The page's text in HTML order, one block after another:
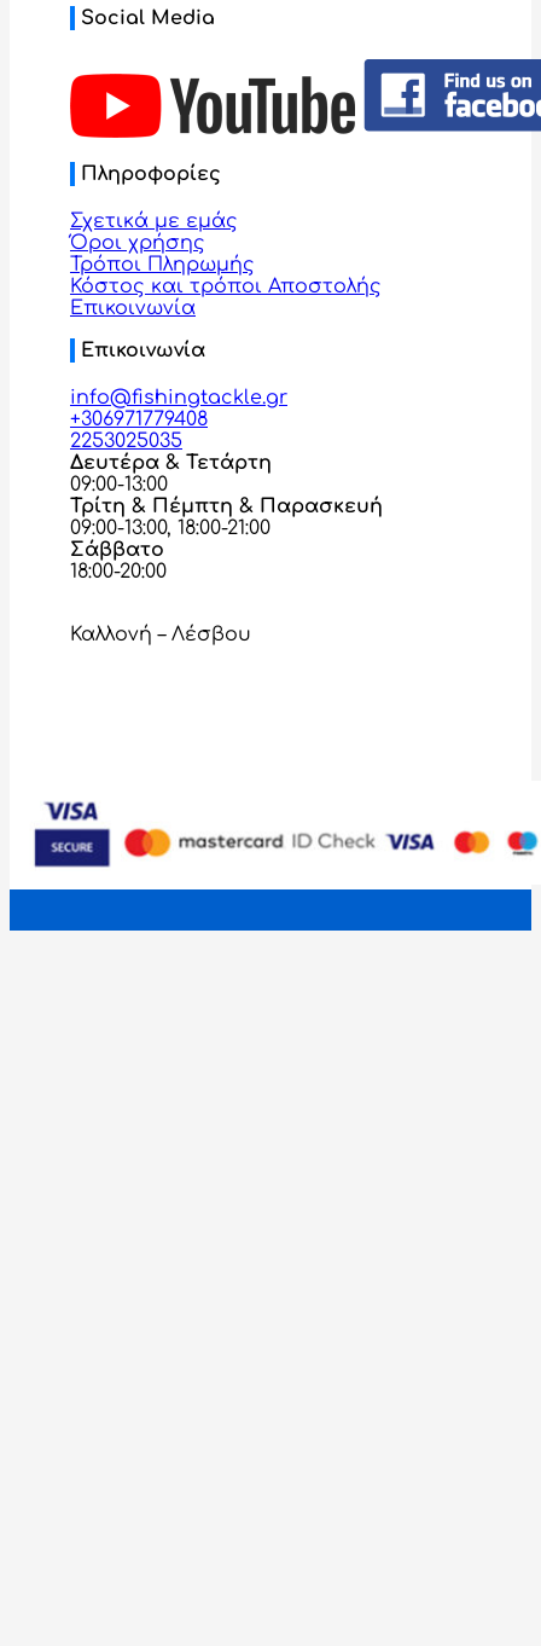
Social Media
Πληροφορίες
Σχετικά με εμάς
Όροι χρήσης
Τρόποι Πληρωμής
Κόστος και τρόποι Αποστολής
Επικοινωνία
Επικοινωνία
info@fishingtackle.gr
+306971779408
2253025035
Δευτέρα & Τετάρτη
09:00-13:00
Τρίτη & Πέμπτη & Παρασκευή
09:00-13:00, 18:00-21:00
Σάββατο
18:00-20:00
Καλλονή – Λέσβου